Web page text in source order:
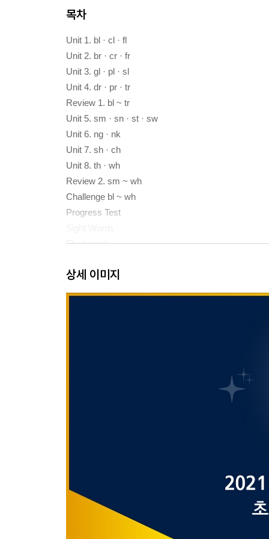
목차
Unit 1. bl · cl · fl
Unit 2. br · cr · fr
Unit 3. gl · pl · sl
Unit 4. dr · pr · tr
Review 1. bl ~ tr
Unit 5. sm · sn · st · sw
Unit 6. ng · nk
Unit 7. sh · ch
Unit 8. th · wh
Review 2. sm ~ wh
Challenge bl ~ wh
Progress Test
Flashcards
상세 이미지